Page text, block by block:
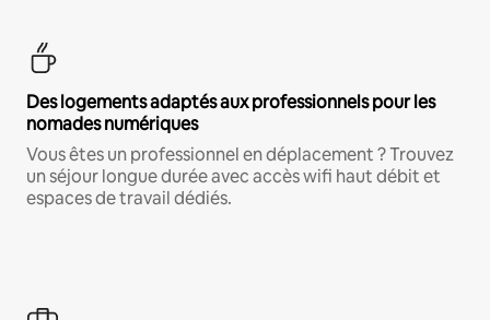
Des logements adaptés aux professionnels pour les
nomades numériques
Vous êtes un professionnel en déplacement ? Trouvez
un séjour longue durée avec accès wifi haut débit et
espaces de travail dédiés.